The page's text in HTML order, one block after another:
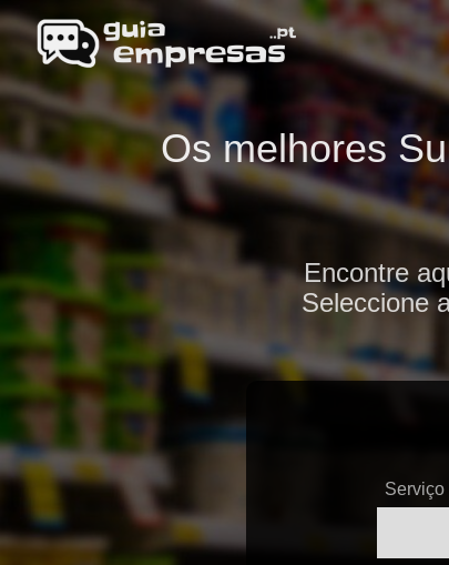
Os melhores
Encontre
Seleccione
Serviço